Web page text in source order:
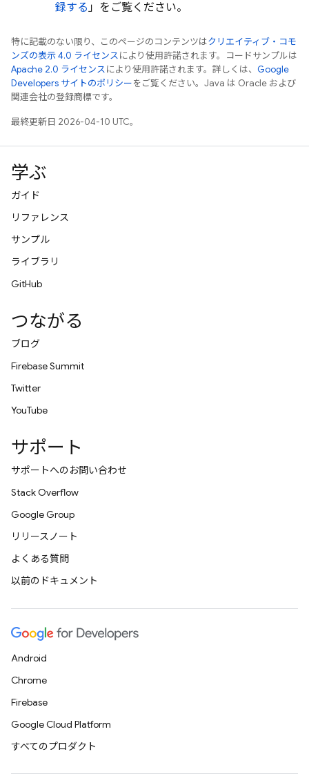
録する」をご覧ください。
特に記載のない限り、このページのコンテンツはクリエイティブ・コモ
ンズの表示 4.0 ライセンスにより使用許諾されます。コードサンプルは
Apache 2.0 ライセンスにより使用許諾されます。詳しくは、 Google
Developers サイトのポリシーをご覧ください。Java は Oracle および
関連会社の登録商標です。
最終更新日 2026-04-10 UTC。
学ぶ
ガイド
リファレンス
サンプル
ライブラリ
GitHub
つながる
ブログ
Firebase Summit
Twitter
YouTube
サポート
サポートへのお問い合わせ
Stack Overflow
Google Group
リリースノート
よくある質問
以前のドキュメント
Android
Chrome
Firebase
Google Cloud Platform
すべてのプロダクト